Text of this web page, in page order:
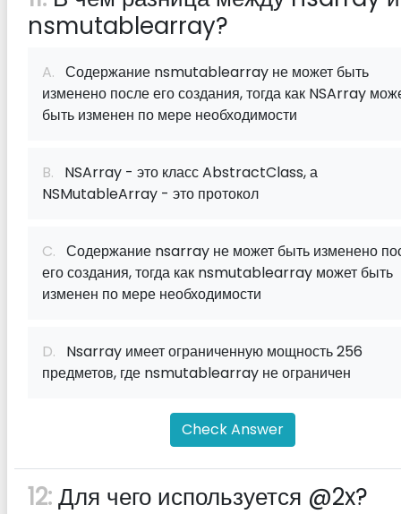
nsmutablearray?
A. Содержание nsmutablearray не может быть
изменено после его создания, тогда как NSArray
быть изменен по мере необходимости
B. NSArray - это класс AbstractClass, а
NSMutableArray - это протокол
C. Содержание nsarray не может быть изменено
его создания, тогда как nsmutablearray может быть
изменен по мере необходимости
D. Nsarray имеет ограниченную мощность 256
предметов, где nsmutablearray не ограничен
Check Answer
12:Для чего используется @2x?